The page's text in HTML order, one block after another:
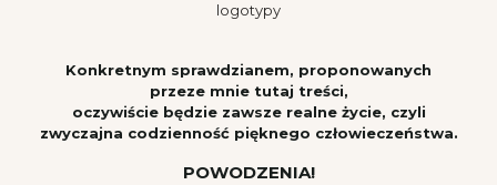
logotypy
Konkretnym sprawdzianem, proponowanych
przeze mnie tutaj treści,
oczywiście będzie zawsze realne życie, czyli
zwyczajna codzienność pięknego człowieczeństwa.
POWODZENIA!